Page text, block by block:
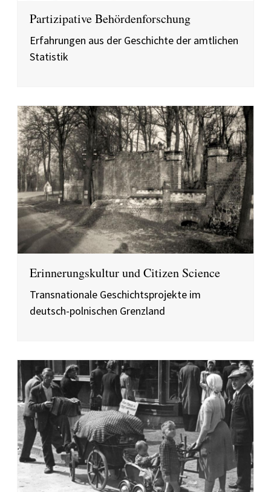
Partizipative Behördenforschung
Erfahrungen aus der Geschichte der amtlichen
Statistik
Erinnerungskultur und Citizen Science
Transnationale Geschichtsprojekte im
deutsch-polnischen Grenzland